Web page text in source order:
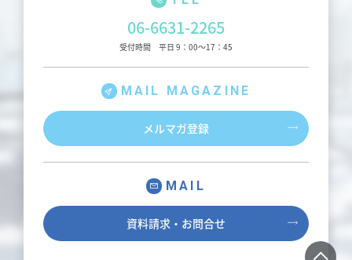
06-6631-2265
受付時間 平日 9：00～17：45
MAIL MAGAZINE
メルマガ登録
MAIL
資料請求・お問合せ